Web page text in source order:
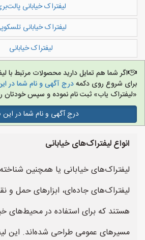
لیفتراک‌ خیابانی
لیفتراک‌ خیابانی
لیفتراک‌ خیابانی
اگر شما هم تمایل دارید محصولات مرتبط با
برای شروع روی دکمهدرج آگهی و نام شما در
«لیفتراک یاب» ثبت نام نموده و سپس خودتان
درج آگهی و نام شما در
انواع لیفتراک‌های خیابانی
لیفتراک‌های خیابانی یا همچنین
لیفتراک‌های جاده‌ای، ابزارهای حمل و
هستند که برای استفاده در محیط‌های
مسیرهای عمومی طراحی شده‌اند. این